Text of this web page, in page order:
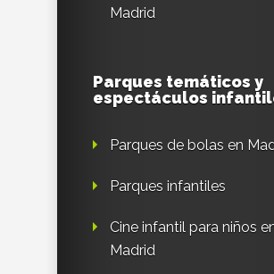
Madrid
Parques temáticos y
espectáculos
Parques de bolas en
Parques infantiles
Cine infantil para niños
Madrid